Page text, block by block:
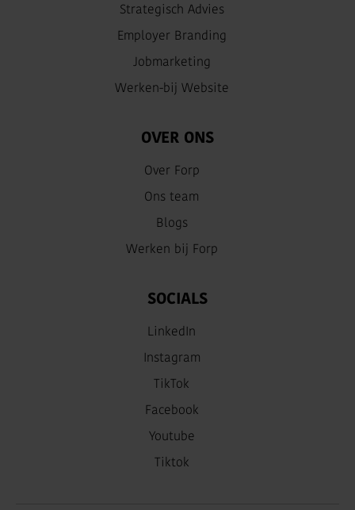
Strategisch Advies
Employer Branding
Jobmarketing
Werken-bij Website
OVER ONS
Over Forp
Ons team
Blogs
Werken bij Forp
SOCIALS
LinkedIn
Instagram
TikTok
Facebook
Youtube
Tiktok